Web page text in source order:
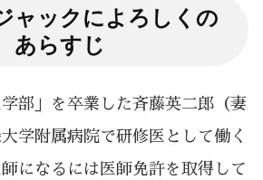
ャックによろしくの
あらすじ
部」を卒業した斉藤英二郎（妻
学附属病院で研修医として働く
になるには医師免許を取得して